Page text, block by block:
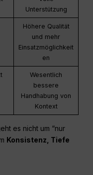
Unterstützung
Höhere Qualität
und mehr
Einsatzmöglichkeit
en
Wesentlich
bessere
Handhabung von
Kontext
es nicht um “nur
Konsistenz, Tiefe